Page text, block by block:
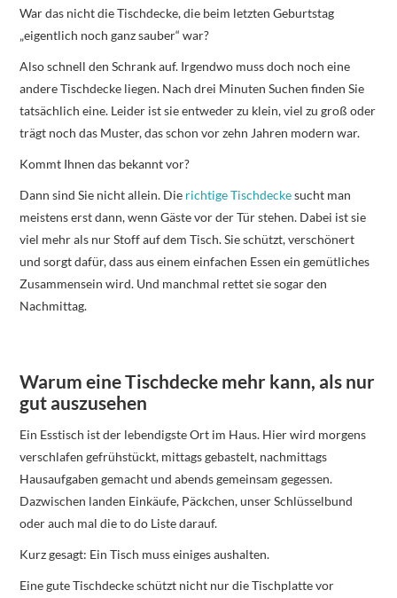
War das nicht die Tischdecke, die beim letzten Geburtstag
„eigentlich noch ganz sauber“ war?
Also schnell den Schrank auf. Irgendwo muss doch noch eine
andere Tischdecke liegen. Nach drei Minuten Suchen finden Sie
tatsächlich eine. Leider ist sie entweder zu klein, viel zu groß oder
trägt noch das Muster, das schon vor zehn Jahren modern war.
Kommt Ihnen das bekannt vor?
Dann sind Sie nicht allein. Die richtige Tischdeckesucht man
meistens erst dann, wenn Gäste vor der Tür stehen. Dabei ist sie
viel mehr als nur Stoff auf dem Tisch. Sie schützt, verschönert
und sorgt dafür, dass aus einem einfachen Essen ein gemütliches
Zusammensein wird. Und manchmal rettet sie sogar den
Nachmittag.
Warum eine Tischdecke mehr kann, als nur
gut auszusehen
Ein Esstisch ist der lebendigste Ort im Haus. Hier wird morgens
verschlafen gefrühstückt, mittags gebastelt, nachmittags
Hausaufgaben gemacht und abends gemeinsam gegessen.
Dazwischen landen Einkäufe, Päckchen, unser Schlüsselbund
oder auch mal die to do Liste darauf.
Kurz gesagt: Ein Tisch muss einiges aushalten.
Eine gute Tischdecke schützt nicht nur die Tischplatte vor